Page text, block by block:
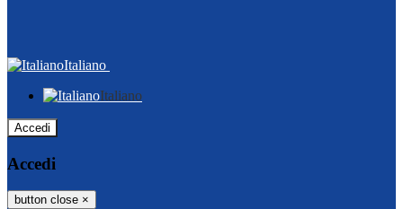
Italiano
Italiano
Accedi
Accedi
button close ×